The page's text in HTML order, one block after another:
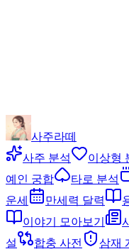
사주라떼
사주 분석
이상형
예인 궁합
타로 분석
운세
만세력 달력
이야기 모아보기
설
합충 사전 삼재